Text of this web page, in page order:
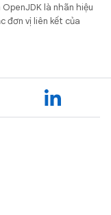
OpenJDK là nhãn hiệu
đơn vị liên kết của